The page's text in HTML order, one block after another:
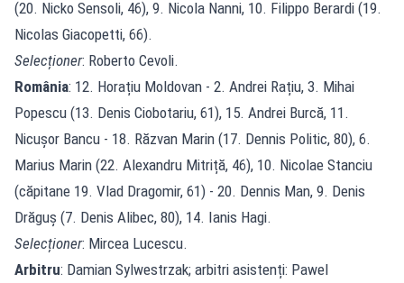
(20. Nicko Sensoli, 46), 9. Nicola Nanni, 10. Filippo Berardi (19.
Nicolas Giacopetti, 66).
Selecționer: Roberto Cevoli.
România: 12. Horațiu Moldovan - 2. Andrei Rațiu, 3. Mihai
Popescu (13. Denis Ciobotariu, 61), 15. Andrei Burcă, 11.
Nicușor Bancu - 18. Răzvan Marin (17. Dennis Politic, 80), 6.
Marius Marin (22. Alexandru Mitriță, 46), 10. Nicolae Stanciu
(căpitane 19. Vlad Dragomir, 61) - 20. Dennis Man, 9. Denis
Drăguș (7. Denis Alibec, 80), 14. Ianis Hagi.
Selecționer: Mircea Lucescu.
Arbitru: Damian Sylwestrzak; arbitri asistenți: Pawel